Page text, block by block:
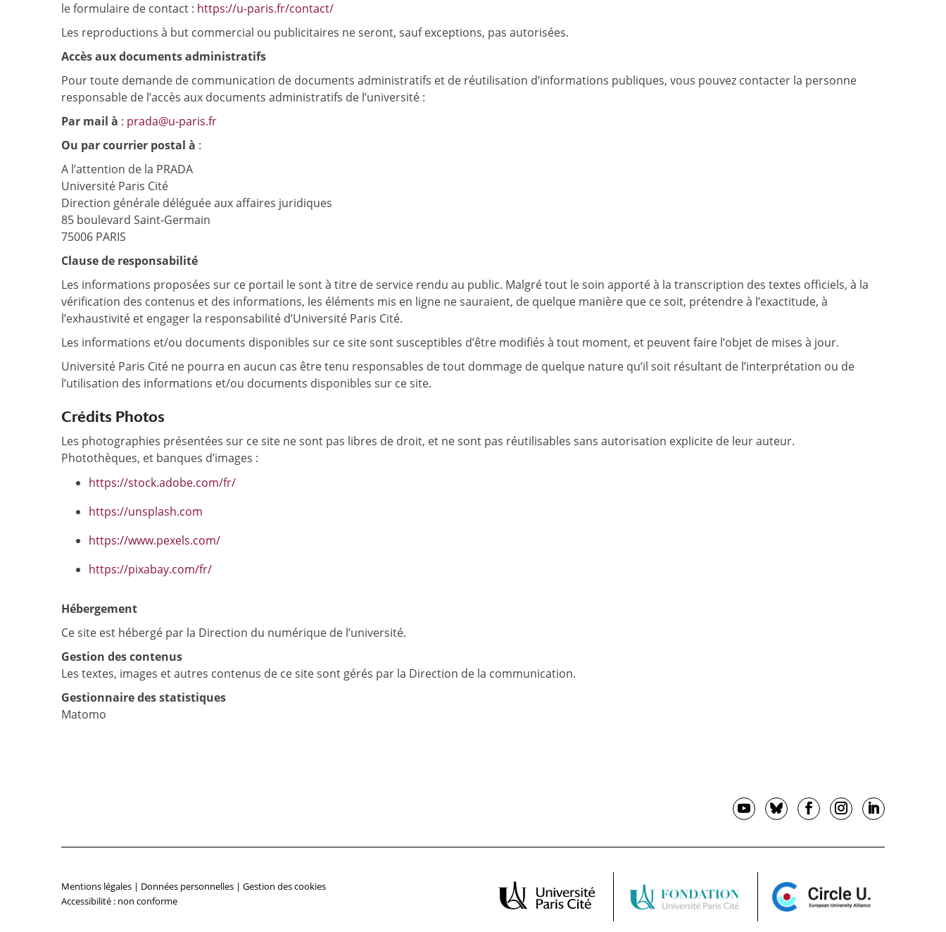
le formulaire de contact : https://u-paris.fr/contact/
Les reproductions à but commercial ou publicitaires ne seront, sauf exceptions, pas autorisées.
Accès aux documents administratifs
Pour toute demande de communication de documents administratifs et de réutilisation d’informations publiques, vous pouvez contacter la personne
responsable de l’accès aux documents administratifs de l’université :
Par mail à : prada@u-paris.fr
Ou par courrier postal à :
A l’attention de la PRADA
Université Paris Cité
Direction générale déléguée aux affaires juridiques
85 boulevard Saint-Germain
75006 PARIS
Clause de responsabilité
Les informations proposées sur ce portail le sont à titre de service rendu au public. Malgré tout le soin apporté à la transcription des textes officiels, à la
vérification des contenus et des informations, les éléments mis en ligne ne sauraient, de quelque manière que ce soit, prétendre à l’exactitude, à
l’exhaustivité et engager la responsabilité d’Université Paris Cité.
Les informations et/ou documents disponibles sur ce site sont susceptibles d’être modifiés à tout moment, et peuvent faire l’objet de mises à jour.
Université Paris Cité ne pourra en aucun cas être tenu responsables de tout dommage de quelque nature qu’il soit résultant de l’interprétation ou de
l’utilisation des informations et/ou documents disponibles sur ce site.
Crédits Photos
Les photographies présentées sur ce site ne sont pas libres de droit, et ne sont pas réutilisables sans autorisation explicite de leur auteur.
Photothèques, et banques d’images :
https://stock.adobe.com/fr/
https://unsplash.com
https://www.pexels.com/
https://pixabay.com/fr/
Hébergement
Ce site est hébergé par la Direction du numérique de l’université.
Gestion des contenus
Les textes, images et autres contenus de ce site sont gérés par la Direction de la communication.
Gestionnaire des statistiques
Matomo
Mentions légales | Données personnelles | Gestion des cookies
Accessibilité : non conforme